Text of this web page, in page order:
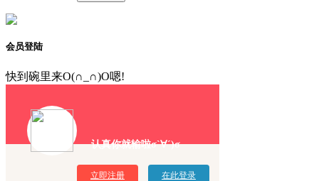
会员登陆
快到碗里来O(∩_∩)O嗯!
认真你就输啦σ`∀´)σ
立即注册 在此登录